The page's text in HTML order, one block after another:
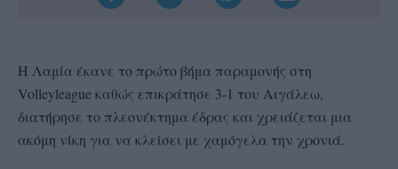
Η Λαμία έκανε το πρώτο βήμα παραμονής στη
Volleyleague καθώς επικράτησε 3-1 του Αιγάλεω,
διατήρησε το πλεονέκτημα έδρας και χρειάζεται μια
ακόμη νίκη για να κλείσει με χαμόγελα την χρονιά.